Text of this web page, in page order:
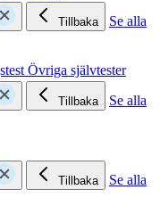
Tillbaka
Se alla
Övriga självtester
Tillbaka
Se alla
Tillbaka
Se alla